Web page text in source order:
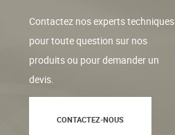
Contactez nos experts techniques
pour toute question sur nos
produits ou pour demander un
devis.
CONTACTEZ-NOUS